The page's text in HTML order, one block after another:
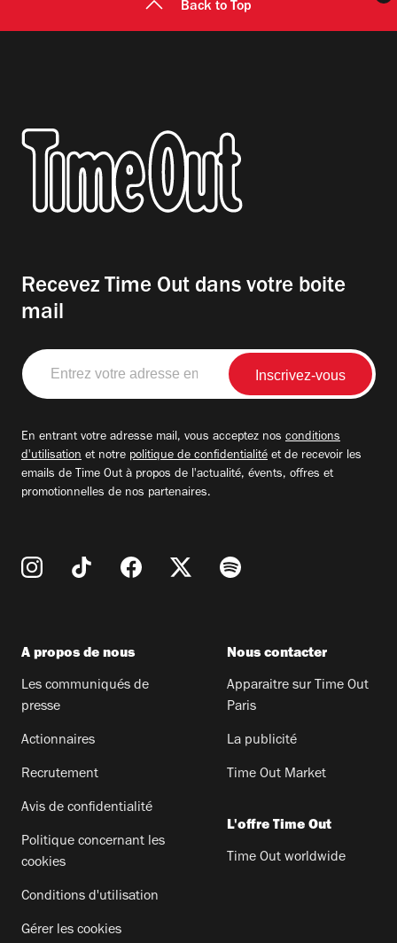
Back to Top
Recevez Time Out dans votre boite
mail
Entrez
votre
adresse
En entrant votre adresse mail, vous acceptez nos conditions
d'utilisation et notre politique de confidentialité et de recevoir les
emails de Time Out à propos de l'actualité, évents, offres et
promotionnelles de nos partenaires.
A propos de nous
Les communiqués de
presse
Actionnaires
Recrutement
Avis de confidentialité
Politique concernant les
cookies
Conditions d'utilisation
Gérer les cookies
Nous contacter
Apparaitre sur Time Out
Paris
La publicité
Time Out Market
L'offre Time Out
Time Out worldwide